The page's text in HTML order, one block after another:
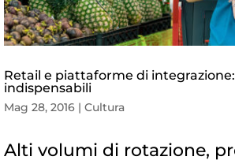
Retail e piattaforme di
indispensabili
Mag 28, 2016 | Cultura
Alti volumi di rotazione,